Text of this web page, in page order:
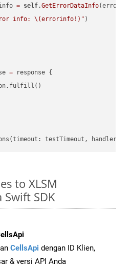
= self.GetErrorDataInfo(error:
info: \(errorinfo ! ) " )
= response {
testTimeout, handler:
to XLSM
Swift SDK
CellsApi dengan ID Klien,
& versi API Anda